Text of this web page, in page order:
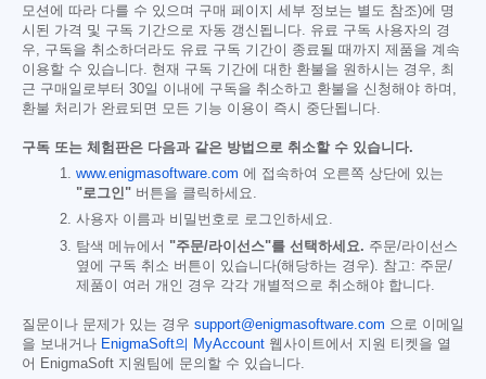
모션에 따라 다를 수 있으며 구매 페이지 세부 정보는 별도 참조)에 명
시된 가격 및 구독 기간으로 자동 갱신됩니다. 유료 구독 사용자의 경
우, 구독을 취소하더라도 유료 구독 기간이 종료될 때까지 제품을 계속
이용할 수 있습니다. 현재 구독 기간에 대한 환불을 원하시는 경우, 최
근 구매일로부터 30일 이내에 구독을 취소하고 환불을 신청해야 하며,
환불 처리가 완료되면 모든 기능 이용이 즉시 중단됩니다.
구독 또는 체험판은 다음과 같은 방법으로 취소할 수 있습니다.
www.enigmasoftware.com 에 접속하여 오른쪽 상단에 있는
"로그인" 버튼을 클릭하세요.
사용자 이름과 비밀번호로 로그인하세요.
탐색 메뉴에서 "주문/라이선스"를 선택하세요. 주문/라이선스
옆에 구독 취소 버튼이 있습니다(해당하는 경우). 참고: 주문/
제품이 여러 개인 경우 각각 개별적으로 취소해야 합니다.
질문이나 문제가 있는 경우 support@enigmasoftware.com 으로 이메일
을 보내거나 EnigmaSoft의 MyAccount 웹사이트에서 지원 티켓을 열
어 EnigmaSoft 지원팀에 문의할 수 있습니다.